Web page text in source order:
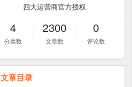
四大运营商官方授权
4
分类数
2300
文章数
0
评论数
文章目录